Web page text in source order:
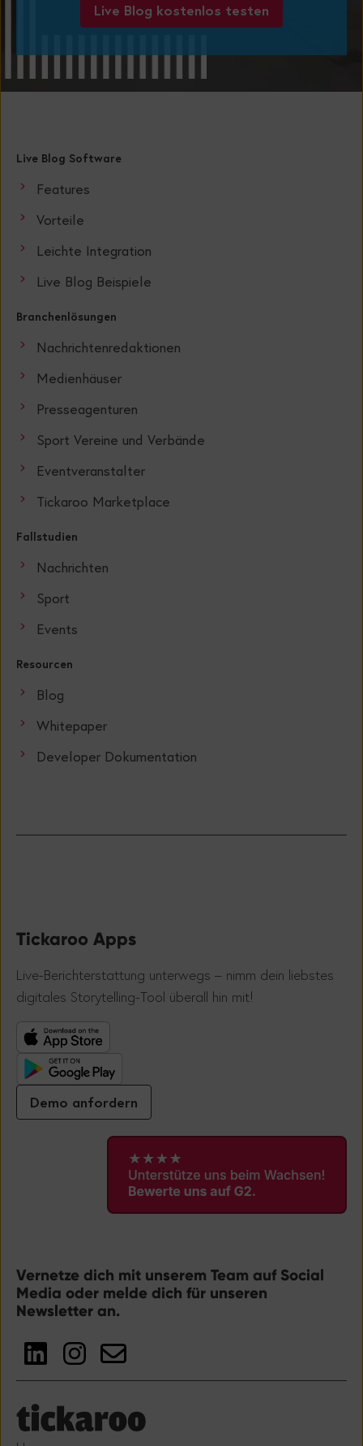
Live Blog kostenlos testen
Live Blog Software
Features
Vorteile
Leichte Integration
Live Blog Beispiele
Branchenlösungen
Nachrichtenredaktionen
Medienhäuser
Presseagenturen
Sport Vereine und Verbände
Eventveranstalter
Tickaroo Marketplace
Fallstudien
Nachrichten
Sport
Events
Resourcen
Blog
Whitepaper
Developer Dokumentation
Tickaroo Apps
Live-Berichterstattung unterwegs – nimm dein liebstes
digitales Storytelling-Tool überall hin mit!
Demo anfordern
Vernetze dich mit unserem Team auf Social
Media oder melde dich für unseren
Newsletter an.